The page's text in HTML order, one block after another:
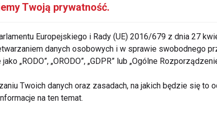
Twoją prywatność.
Europejskiego i Rady (UE) 2016/679 z dnia 27
danych osobowych i w sprawie swobodnego
„RODO”, „ORODO”, „GDPR” lub „Ogólne
Twoich danych oraz zasadach, na jakich będzie się to
na ten temat.